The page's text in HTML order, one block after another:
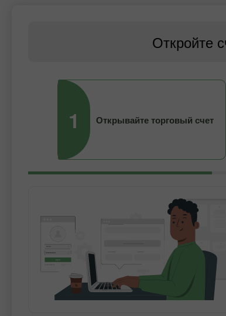
Откройте
1 Открывайте торговый счет